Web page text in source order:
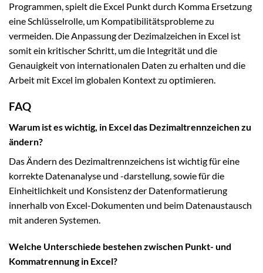
Programmen, spielt die Excel Punkt durch Komma Ersetzung
eine Schlüsselrolle, um Kompatibilitätsprobleme zu
vermeiden. Die Anpassung der Dezimalzeichen in Excel ist
somit ein kritischer Schritt, um die Integrität und die
Genauigkeit von internationalen Daten zu erhalten und die
Arbeit mit Excel im globalen Kontext zu optimieren.
FAQ
Warum ist es wichtig, in Excel das Dezimaltrennzeichen zu
ändern?
Das Ändern des Dezimaltrennzeichens ist wichtig für eine
korrekte Datenanalyse und -darstellung, sowie für die
Einheitlichkeit und Konsistenz der Datenformatierung
innerhalb von Excel-Dokumenten und beim Datenaustausch
mit anderen Systemen.
Welche Unterschiede bestehen zwischen Punkt- und
Kommatrennung in Excel?